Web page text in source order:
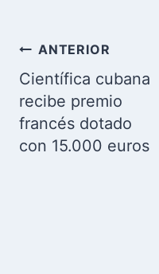
Navegación
de
entradas
ANTERIOR
Científica cubana
recibe premio
francés dotado
con 15.000 euros